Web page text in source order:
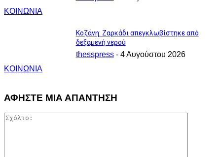
ΚΟΙΝΩΝΙΑ
ΚΟΙΝΩΝΙΑ
Κοζάνη: Ζαρκάδι απεγκλωβίστηκε από
δεξαμενή νερού
thesspress - 4 Αυγούστου 2026
ΑΦΗΣΤΕ ΜΙΑ ΑΠΑΝΤΗΣΗ